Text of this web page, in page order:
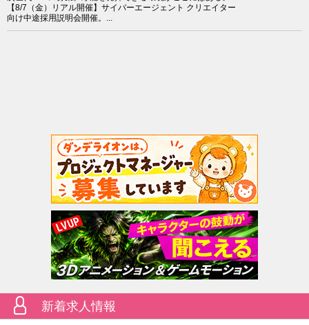
【8/7（金）リアル開催】サイバーエージェント クリエイター
向け中途採用説明会開催。...
新着求人情報